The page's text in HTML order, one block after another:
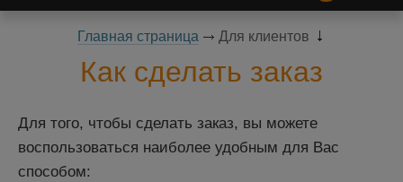
Главная страница Для клиентов
Как сделать заказ
Для того, чтобы сделать заказ, вы можете
воспользоваться наиболее удобным для Вас
способом: